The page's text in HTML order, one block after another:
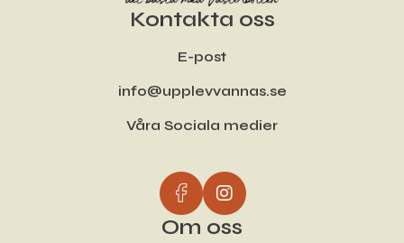
Kontakta oss
E-post
info@upplevvannas.se
Våra Sociala medier
Om oss